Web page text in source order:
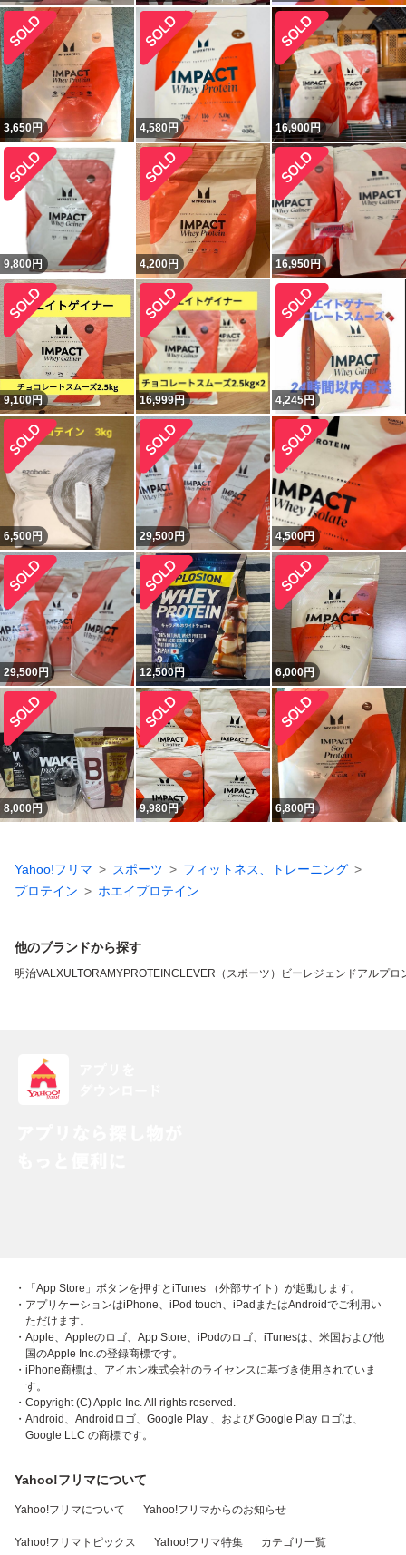
3,650円 4,580円 16,900円
9,800円 4,200円 16,950円
9,100円 16,999円 4,245円
6,500円 29,500円 4,500円
29,500円 12,500円 6,000円
8,000円 9,980円 6,800円
Yahoo!フリマ スポーツ
フィットネス、トレーニング
プロテイン
ホエイプロテイン
他のブランドから探す
明治VALXULTORAMYPROTEINCLEVER（スポーツ） ビーレジェンドアルプロ
・「App Store」ボタンを押すとiTunes （外部サイト）が起動します。
・アプリケーションはiPhone、iPod touch、iPadまたはAndroidでご利用い
ただけます。
・Apple、Appleのロゴ、App Store、iPodのロゴ、iTunesは、米国および他
国のApple Inc.の登録商標です。
・iPhone商標は、アイホン株式会社のライセンスに基づき使用されていま
す。
・Copyright (C) Apple Inc. All rights reserved.
・Android、Androidロゴ、Google Play 、および Google Play ロゴは、
Google LLC の商標です。
Yahoo!フリマについて
Yahoo!フリマについて Yahoo!フリマからのお知らせ
Yahoo!フリマトピックス Yahoo!フリマ特集 カテゴリ一覧